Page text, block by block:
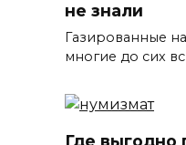
не знали
Газированные
многие до сих
Где выгодно